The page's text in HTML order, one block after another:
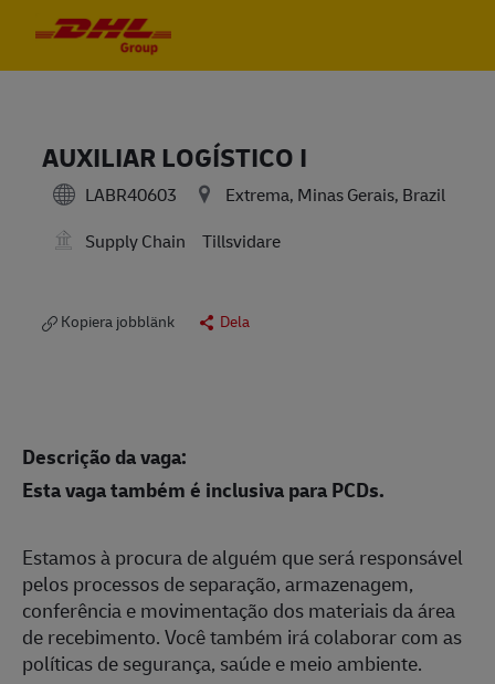
AUXILIAR LOGÍSTICO I
LABR40603
Extrema, Minas Gerais, Brazil
Supply Chain
Tillsvidare
Kopiera jobblänk Dela
Descrição da vaga:
Esta vaga também é inclusiva para PCDs.
Estamos à procura de alguém que será responsável
pelos processos de separação, armazenagem,
conferência e movimentação dos materiais da área
de recebimento. Você também irá colaborar com as
políticas de segurança, saúde e meio ambiente.